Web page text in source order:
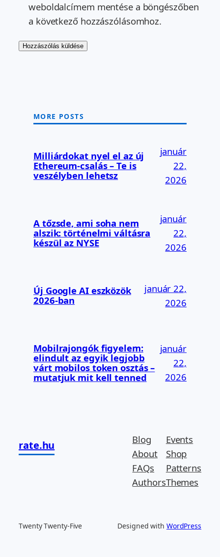
weboldalcímem mentése a böngészőben
a következő hozzászólásomhoz.
MORE POSTS
Milliárdokat nyel el az új
Ethereum-csalás – Te is
veszélyben lehetsz
január
22,
2026
A tőzsde, ami soha nem
alszik: történelmi váltásra
készül az NYSE
január
22,
2026
Új Google AI eszközök
2026-ban
január 22,
2026
Mobilrajongók figyelem:
elindult az egyik legjobb
várt mobilos token osztás –
mutatjuk mit kell tenned
január
22,
2026
rate.hu
Blog
About
FAQs
Authors
Events
Shop
Patterns
Themes
Twenty Twenty-Five Designed with WordPress